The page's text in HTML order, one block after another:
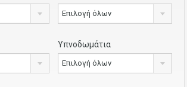
Επιλογή όλων
Υπνοδωμάτια
Επιλογή όλων